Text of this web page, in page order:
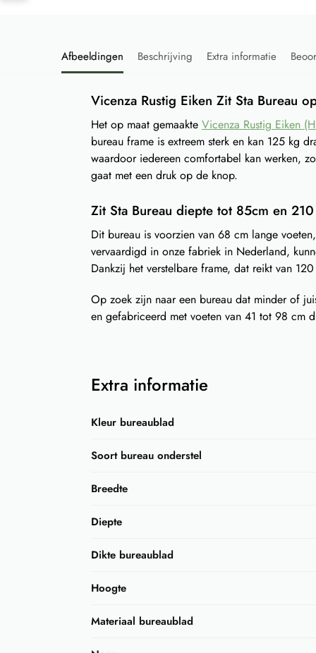
Afbeeldingen Beschrijving Extra informatie
Vicenza Rustig Eiken Zit Sta Bureau
Het op maat gemaakte Vicenza Rustig Eiken
bureau frame is extreem sterk en kan 125 kg
waardoor iedereen comfortabel kan werken,
gaat met een druk op de knop.
Zit Sta Bureau diepte tot 85cm en
Dit bureau is voorzien van 68 cm lange
vervaardigd in onze fabriek in Nederland,
Dankzij het verstelbare frame, dat reikt van
Op zoek zijn naar een bureau dat minder of
en gefabriceerd met voeten van 41 tot 98 cm
Extra informatie
Kleur bureaublad
Soort bureau onderstel
Breedte
Diepte
Dikte bureaublad
Hoogte
Materiaal bureaublad